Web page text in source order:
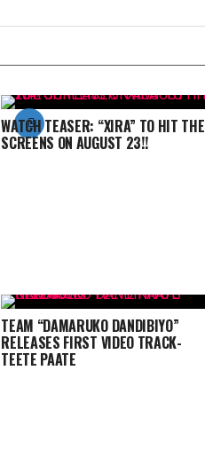
WATCH TEASER: “XIRA” TO HIT THE
SCREENS ON AUGUST 23!!
TEAM “DAMARUKO DANDIBIYO”
RELEASES FIRST VIDEO TRACK-
TEETE PAATE